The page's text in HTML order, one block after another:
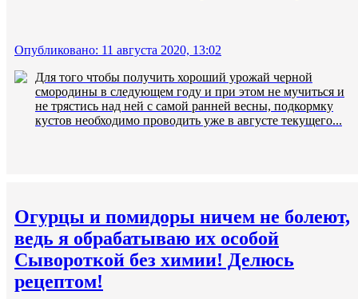
Опубликовано: 11 августа 2020, 13:02
Для того чтобы получить хороший урожай черной
смородины в следующем году и при этом не мучиться и
не трястись над ней с самой ранней весны, подкормку
кустов необходимо проводить уже в августе текущего...
Огурцы и помидоры ничем не болеют,
ведь я обрабатываю их особой
Сывороткой без химии! Делюсь
рецептом!